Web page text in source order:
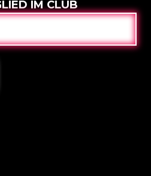
IM CLUB